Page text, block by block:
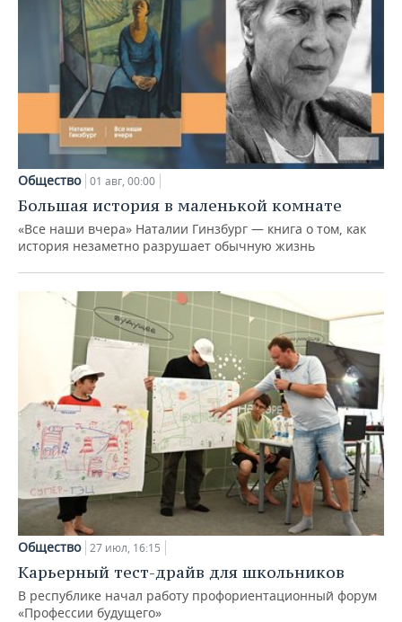
Общество 01 авг, 00:00
Большая история в маленькой комнате
«Все наши вчера» Наталии Гинзбург — книга о том, как
история незаметно разрушает обычную жизнь
Общество 27 июл, 16:15
Карьерный тест-драйв для школьников
В республике начал работу профориентационный форум
«Профессии будущего»